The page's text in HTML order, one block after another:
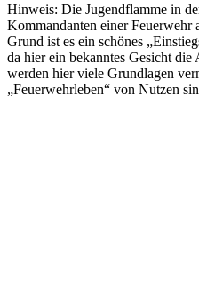
Hinweis: Die Jugendflamme in
Kommandanten einer Feuerwehr
Grund ist es ein schönes
da hier ein bekanntes Gesicht
werden hier viele Grundlagen
„Feuerwehrleben“ von Nutzen